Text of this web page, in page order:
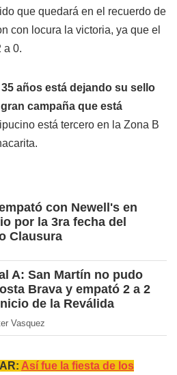
que quedará en el recuerdo de
con locura la victoria, ya que el
a 0.
años está dejando su sello
campaña que está
está tercero en la Zona B
con Newell's en
por la 3ra fecha del
Clausura
A: San Martín no pudo
Brava y empató 2 a 2
de la Reválida
Vasquez
Así fue la fiesta de los